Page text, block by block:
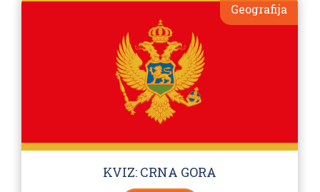
Geografija
KVIZ: CRNA GORA